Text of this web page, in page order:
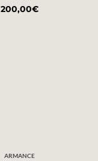
200,00€
ARMANCE